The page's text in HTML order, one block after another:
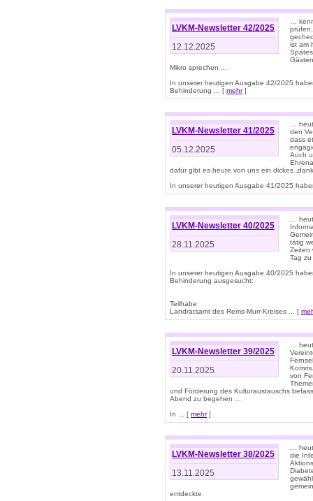
LVKM-Newsletter 42/2025
12.12.2025
…
ist am
Mikro sprechen ...
In unserer heutigen Ausgabe 42/2025
Behinderung ... [ mehr]
LVKM-Newsletter 41/2025
05.12.2025
…
den
dass
Auch
dafür gibt es heute von uns ein dickes
In unserer heutigen Ausgabe 41/2025
LVKM-Newsletter 40/2025
28.11.2025
…
tätig
Zeiten
Tag
In unserer heutigen Ausgabe 40/2025
Behinderung ausgesucht:
Teilhabe
Landratsamt des Rems-Murr-Kreises ... [
LVKM-Newsletter 39/2025
20.11.2025
…
von
und Förderung des Kulturaustauschs
Abend zu begehen ...
In ... [ mehr]
LVKM-Newsletter 38/2025
13.11.2025
…
die
entdeckte.